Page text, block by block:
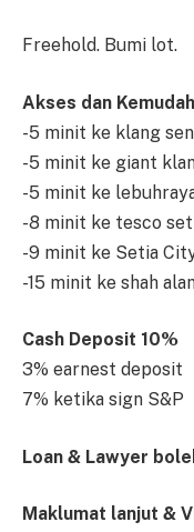
Freehold. Bumi lot.
Akses dan
-5 minit ke klang
-5 minit ke giant
-5 minit ke
-8 minit ke tesco
-9 minit ke Setia
-15 minit ke shah
Cash Deposit 10%
3% earnest deposit
7% ketika sign S&P
Loan & Lawyer
Maklumat lanjut &